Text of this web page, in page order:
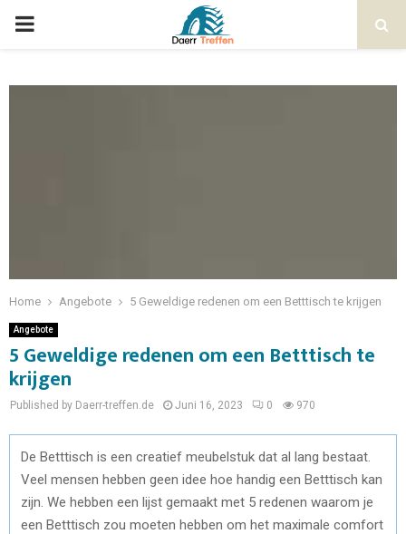
Home Angebote 5 Geweldige redenen om een ​​Betttisch te krijgen
Angebote
5 Geweldige redenen om een ​​Betttisch te
krijgen
Published by Daerr-treffen.de Juni 16, 2023 0 970
De Betttisch is een creatief meubelstuk dat al lang bestaat.
Veel mensen hebben geen idee hoe handig een Betttisch kan
zijn. We hebben een lijst gemaakt met 5 redenen waarom je
een Betttisch zou moeten hebben om het maximale comfort